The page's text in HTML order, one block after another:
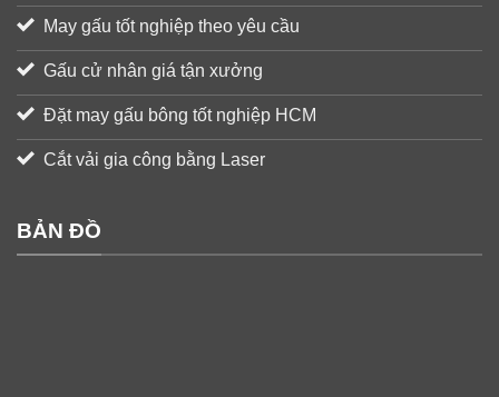
May gấu tốt nghiệp theo yêu cầu
Gấu cử nhân giá tận xưởng
Đặt may gấu bông tốt nghiệp HCM
Cắt vải gia công bằng Laser
BẢN ĐỒ